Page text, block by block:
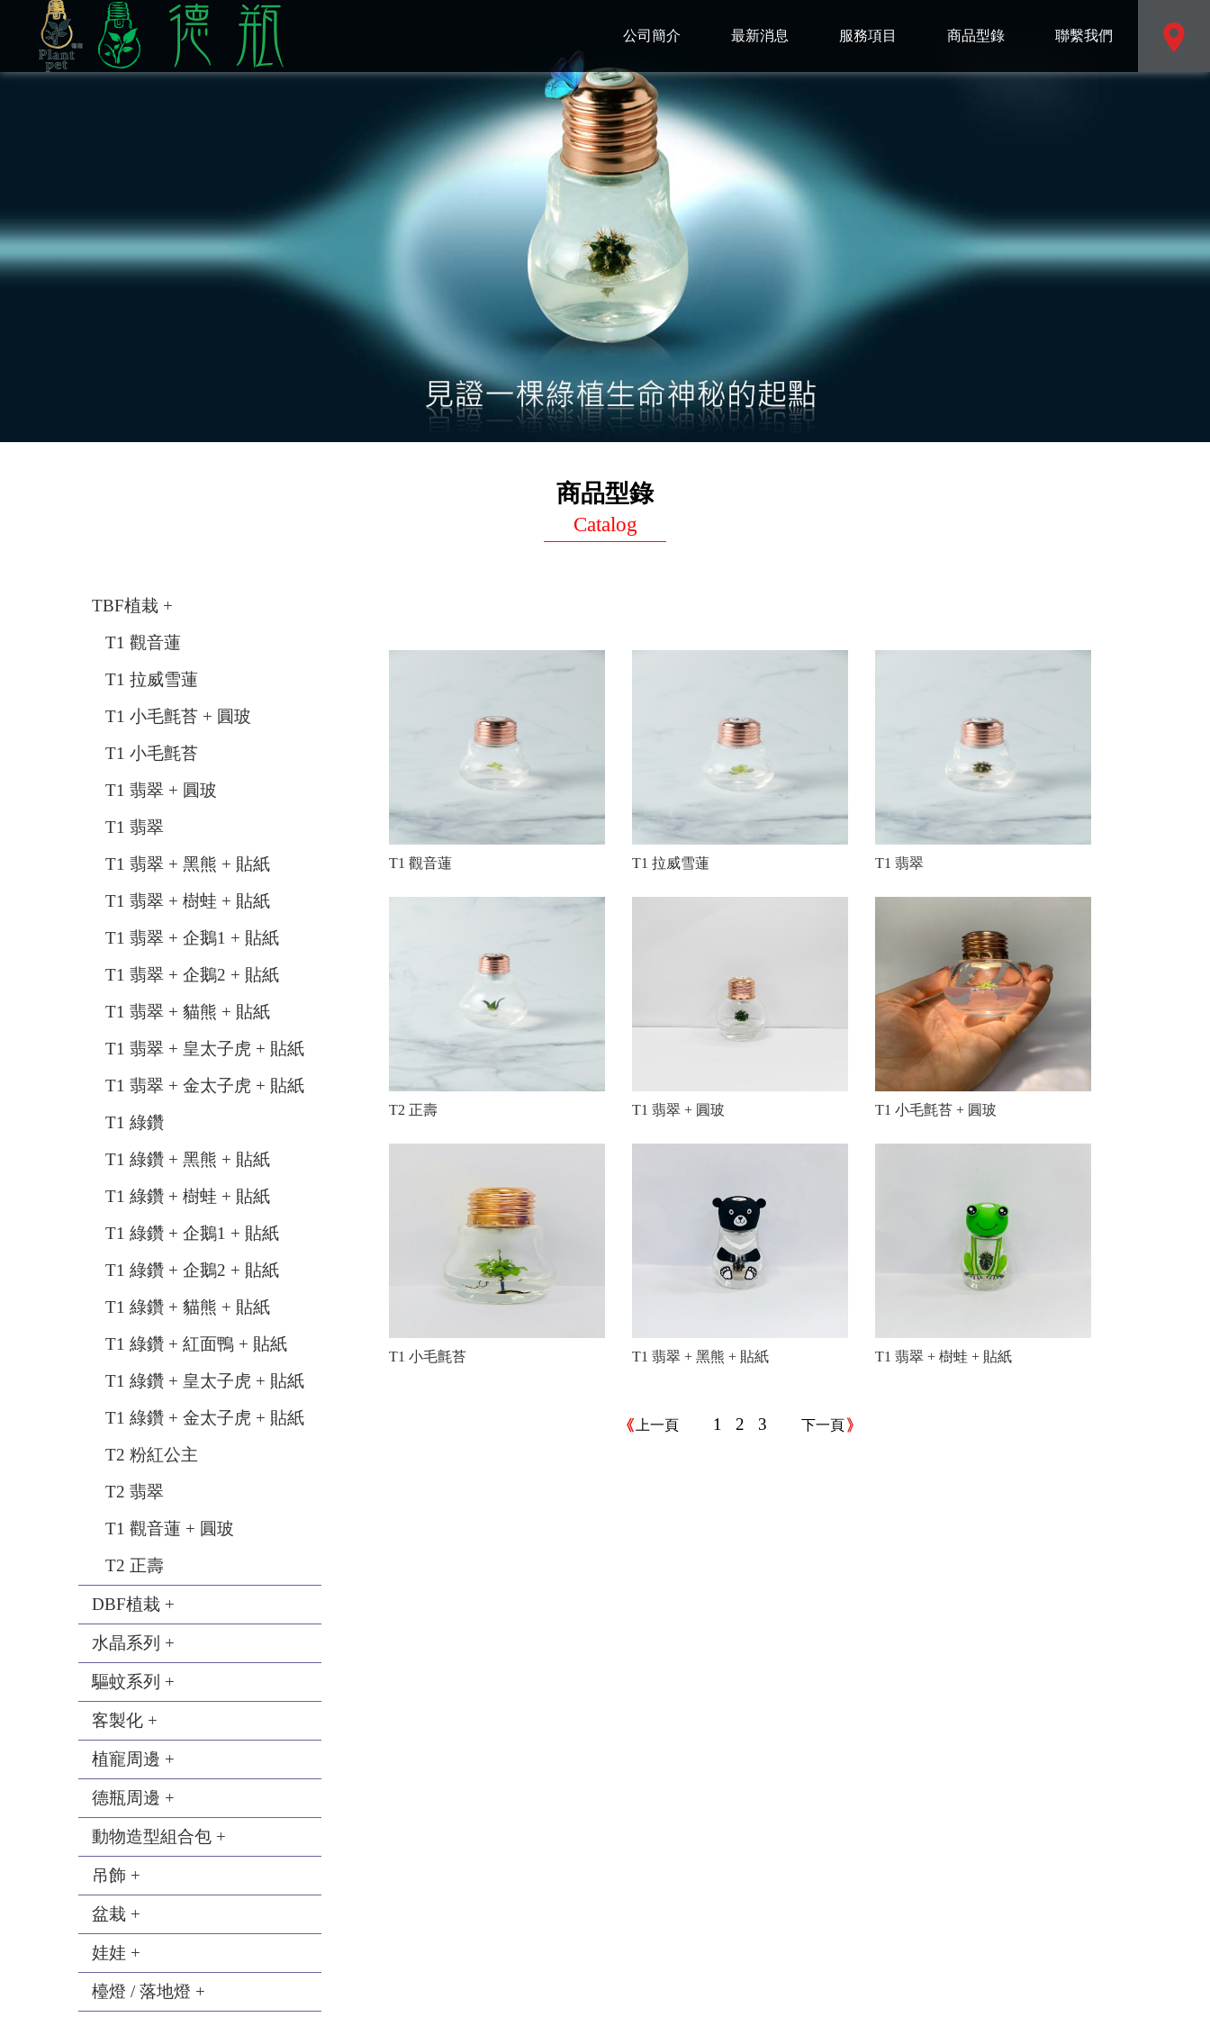
公司簡介 最新消息 服務項目 商品型錄 聯繫我們
商品型錄
Catalog
TBF植栽 +
T1 觀音蓮
T1 拉威雪蓮
T1 小毛氈苔 + 圓玻
T1 小毛氈苔
T1 翡翠 + 圓玻
T1 翡翠
T1 翡翠 + 黑熊 + 貼紙
T1 翡翠 + 樹蛙 + 貼紙
T1 翡翠 + 企鵝1 + 貼紙
T1 翡翠 + 企鵝2 + 貼紙
T1 翡翠 + 貓熊 + 貼紙
T1 翡翠 + 皇太子虎 + 貼紙
T1 翡翠 + 金太子虎 + 貼紙
T1 綠鑽
T1 綠鑽 + 黑熊 + 貼紙
T1 綠鑽 + 樹蛙 + 貼紙
T1 綠鑽 + 企鵝1 + 貼紙
T1 綠鑽 + 企鵝2 + 貼紙
T1 綠鑽 + 貓熊 + 貼紙
T1 綠鑽 + 紅面鴨 + 貼紙
T1 綠鑽 + 皇太子虎 + 貼紙
T1 綠鑽 + 金太子虎 + 貼紙
T2 粉紅公主
T2 翡翠
T1 觀音蓮 + 圓玻
T2 正壽
DBF植栽 +
水晶系列 +
驅蚊系列 +
客製化 +
植寵周邊 +
德瓶周邊 +
動物造型組合包 +
吊飾 +
盆栽 +
娃娃 +
檯燈 / 落地燈 +
T1 觀音蓮 T1 拉威雪蓮 T1 翡翠
T2 正壽 T1 翡翠 + 圓玻 T1 小毛氈苔 + 圓玻
T1 小毛氈苔 T1 翡翠 + 黑熊 + 貼紙 T1 翡翠 + 樹蛙 + 貼紙
上一頁 1 2 3 下一頁